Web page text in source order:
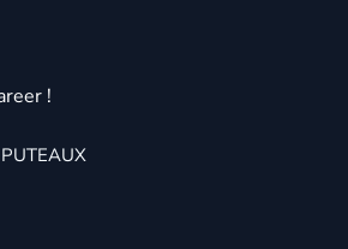
!